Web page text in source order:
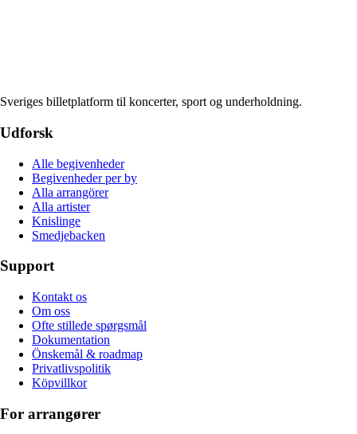
Sveriges billetplatform til koncerter, sport og underholdning.
Udforsk
Alle begivenheder
Begivenheder per by
Alla arrangörer
Alla artister
Knislinge
Smedjebacken
Support
Kontakt os
Om oss
Ofte stillede spørgsmål
Dokumentation
Önskemål & roadmap
Privatlivspolitik
Köpvillkor
For arrangører